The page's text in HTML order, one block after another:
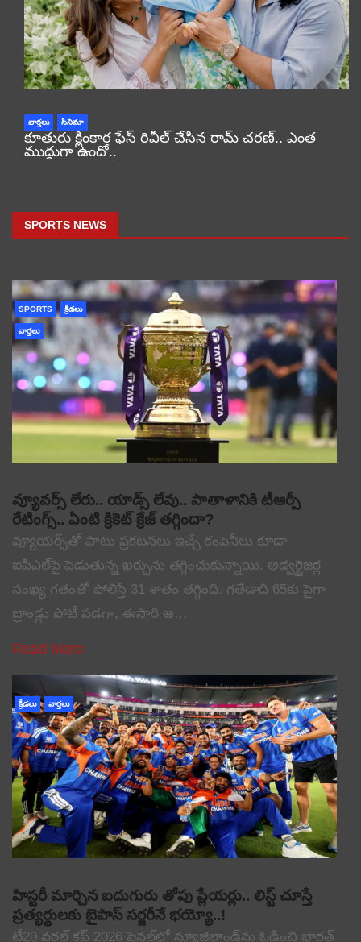
వార్తలు సినిమా
కూతురు క్లింకార ఫేస్ రివీల్ చేసిన రామ్ చరణ్.. ఎంత
ముద్దుగా ఉందో..
SPORTS NEWS
SPORTS క్రీడలు
వార్తలు
వ్యూవర్స్ లేరు.. యాడ్స్ లేవు.. పాతాళానికి టీఆర్పీ
రేటింగ్స్.. ఏంటి క్రికెట్ క్రేజ్ తగ్గిందా?
వ్యూయర్స్‌తో పాటు ప్రకటనలు ఇచ్చే కంపెనీలు కూడా
ఐపీఎల్‌పై పెడుతున్న ఖర్చును తగ్గించుకున్నాయి. అడ్వర్టైజర్ల
సంఖ్య గతంతో పోలిస్తే 31 శాతం తగ్గింది. గతేడాది 65కు పైగా
బ్రాండ్లు పోటీ పడగా, ఈసారి ఆ…
Read More
క్రీడలు వార్తలు
హిస్టరీ మార్చిన ఐదుగురు తోపు ప్లేయర్లు.. లిస్ట్ చూస్తే
ప్రత్యర్థులకు బైపాస్ సర్జరీనే భయ్యో..!
టీ20 వరల్డ్ కప్ 2026 ఫైనల్‌లో న్యూజిలాండ్‌ను ఓడించి భారత్